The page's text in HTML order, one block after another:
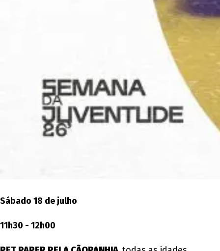
Sábado 18 de julho
11h30 - 12h00